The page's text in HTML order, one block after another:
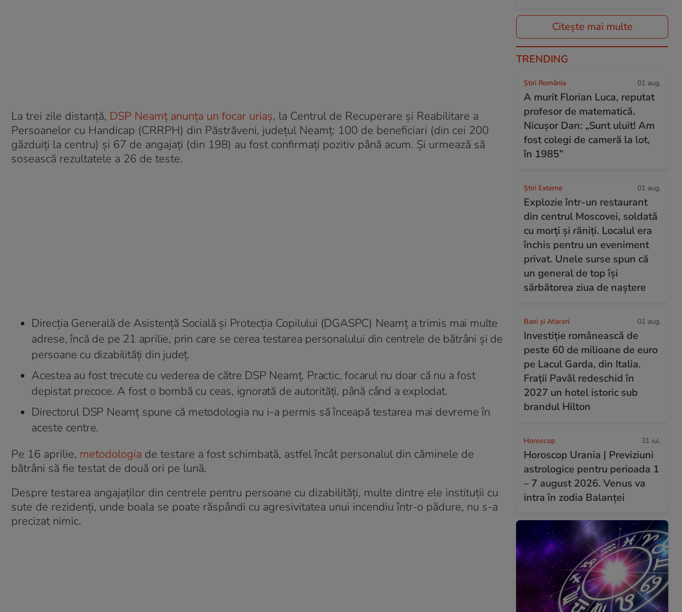
La trei zile distanță, DSP Neamț anunța un focar uriaș, la Centrul de Recuperare şi Reabilitare a
Persoanelor cu Handicap (CRRPH) din Păstrăveni, judeţul Neamţ: 100 de beneficiari (din cei 200
găzduiți la centru) și 67 de angajați (din 198) au fost confirmați pozitiv până acum. Și urmează să
sosească rezultatele a 26 de teste.
Direcția Generală de Asistență Socială și Protecția Copilului (DGASPC) Neamț a trimis mai multe
adrese, încă de pe 21 aprilie, prin care se cerea testarea personalului din centrele de bătrâni și de
persoane cu dizabilități din județ.
Acestea au fost trecute cu vederea de către DSP Neamț. Practic, focarul nu doar că nu a fost
depistat precoce. A fost o bombă cu ceas, ignorată de autorități, până când a explodat.
Directorul DSP Neamț spune că metodologia nu i-a permis să înceapă testarea mai devreme în
aceste centre.
Pe 16 aprilie, metodologia de testare a fost schimbată, astfel încât personalul din căminele de
bătrâni să fie testat de două ori pe lună.
Despre testarea angajaților din centrele pentru persoane cu dizabilități, multe dintre ele instituții cu
sute de rezidenți, unde boala se poate răspândi cu agresivitatea unui incendiu într-o pădure, nu s-a
precizat nimic.
Citește mai multe
TRENDING
Știri România 01 aug.
A murit Florian Luca, reputat
profesor de matematică.
Nicușor Dan: „Sunt uluit! Am
fost colegi de cameră la lot,
în 1985”
Știri Externe 01 aug.
Explozie într-un restaurant
din centrul Moscovei, soldată
cu morți și răniți. Localul era
închis pentru un eveniment
privat. Unele surse spun că
un general de top își
sărbătorea ziua de naștere
Bani și Afaceri 01 aug.
Investiție românească de
peste 60 de milioane de euro
pe Lacul Garda, din Italia.
Frații Pavăl redeschid în
2027 un hotel istoric sub
brandul Hilton
Horoscop 31 iul.
Horoscop Urania | Previziuni
astrologice pentru perioada 1
– 7 august 2026. Venus va
intra în zodia Balanței